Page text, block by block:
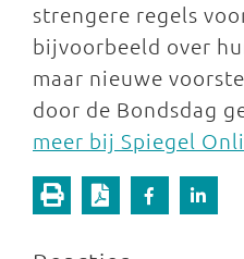
strengere regels
bijvoorbeeld over
maar nieuwe
door de Bondsdag
meer bij Spiegel